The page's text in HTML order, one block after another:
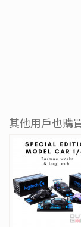
其他用戶也購